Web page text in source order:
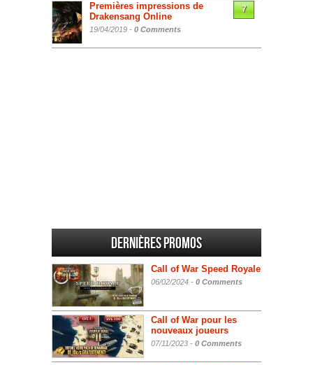
Premières impressions de
Drakensang Online
19/04/2019 - 0 Comments
7
Dernières promos
Call of War Speed Royale
06/02/2024 - 0 Comments
Call of War pour les
nouveaux joueurs
07/11/2023 - 0 Comments